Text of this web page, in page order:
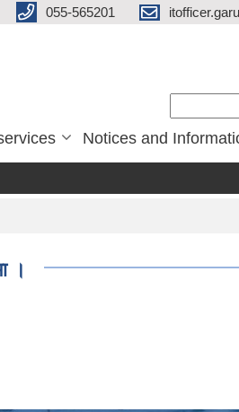
055-565201
Notices and
।